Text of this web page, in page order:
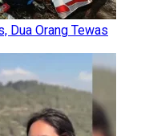
Dua Orang Tewas